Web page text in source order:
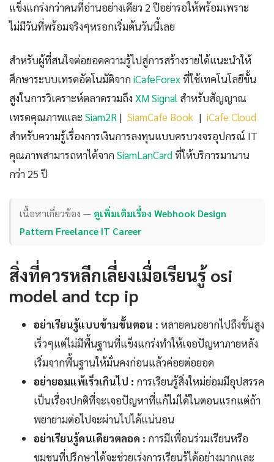
แข็งแกร่งกว่าคนที่อ่านอย่างเดียว 2 ปีอย่ารอให้พร้อมเพราะ
ไม่มีวันที่พร้อมจริงๆหรอกเริ่มต้นวันนี้เลย
สำหรับผู้ที่สนใจต่อยอดความรู้ไปสู่การสร้างรายได้แนะนำให้
ศึกษาระบบเทรดอัตโนมัติจากiCafeForex ที่ใช้เทคโนโลยีขั้น
สูงในการวิเคราะห์ตลาดรวมถึง XM Signal สำหรับสัญญาณ
เทรดคุณภาพและ Siam2R | SiamCafe Book | iCafe Cloud
สำหรับความรู้เรื่องการเงินการลงทุนแบบครบวงจรอุปกรณ์ IT
คุณภาพสามารถหาได้จากSiamLanCardที่ให้บริการมานาน
กว่า 25 ปี
เนื้อหาเกี่ยวข้อง — ดูเพิ่มเติมเรื่อง Webhook Design
Pattern Freelance IT Career
สิ่งที่ควรหลีกเลี่ยงเมื่อเรียนรู้ osi
model and tcp ip
อย่าเรียนรู้แบบข้ามขั้นตอน : หลายคนอยากไปถึงขั้นสูง
เร็วๆแต่ไม่มีพื้นฐานที่แข็งแกร่งทำให้เจอปัญหาภายหลัง
เริ่มจากพื้นฐานให้มั่นคงก่อนแล้วค่อยต่อยอด
อย่ายอมแพ้เร็วเกินไป : การเรียนรู้สิ่งใหม่ย่อมมีอุปสรรค
เป็นเรื่องปกติที่จะเจอปัญหาที่แก้ไม่ได้ในตอนแรกแต่ถ้า
พยายามต่อไปจะผ่านไปได้แน่นอน
อย่าเรียนรู้คนเดียวตลอด : การมีเพื่อนร่วมเรียนหรือ
ชุมชนที่ปรึกษาได้จะช่วยเร่งการเรียนรู้ได้อย่างมากและ